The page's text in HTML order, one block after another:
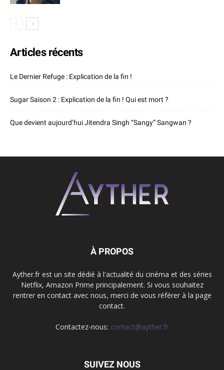
Articles récents
Le Dernier Refuge : Explication de la fin !
Sugar Saison 2 : Explication de la fin ! Qui est mort ?
Que devient aujourd’hui Jitendra Singh “Sangy” Sangwan ?
À PROPOS
Ayther.fr est un site dédié à l'actualité du cinéma et des séries
Netflix, Amazon Prime principalement. Si vous souhaitez
rentrer en contact avec nous, merci de vous référer à la page
contact.
Contactez-nous: contact@ayther.fr
SUIVEZ NOUS